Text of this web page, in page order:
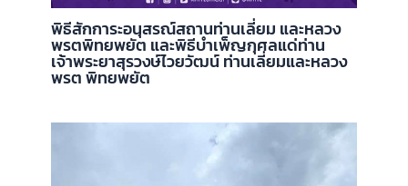
พิธีสักการะอนุสรณ์สถานท่านเลี่ยม และหลวง
พรตพิทยพยัต และพิธีบำเพ็ญกุศลแด่ท่าน
เจ้าพระยาสุรวงษ์ไวยวัฒน์ ท่านเลี่ยมและหลวง
พรต พิทยพยัต